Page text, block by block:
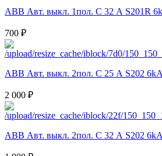
ABB Авт. выкл. 1пол. С 32 А S201R
700 ₽
ABB Авт. выкл. 2пол. С 25 А S202
2 000 ₽
ABB Авт. выкл. 2пол. С 32 А S202 6kA